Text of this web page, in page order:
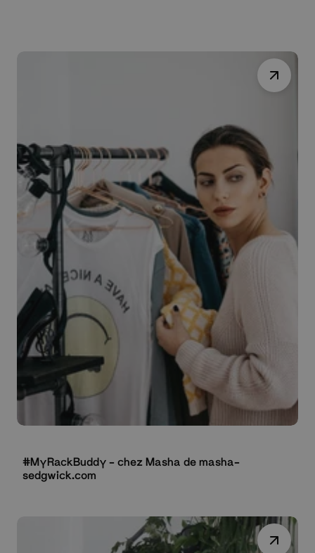
#MyRackBuddy - chez Masha de masha-
sedgwick.com